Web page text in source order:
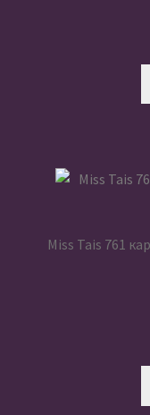
Miss Tais 761